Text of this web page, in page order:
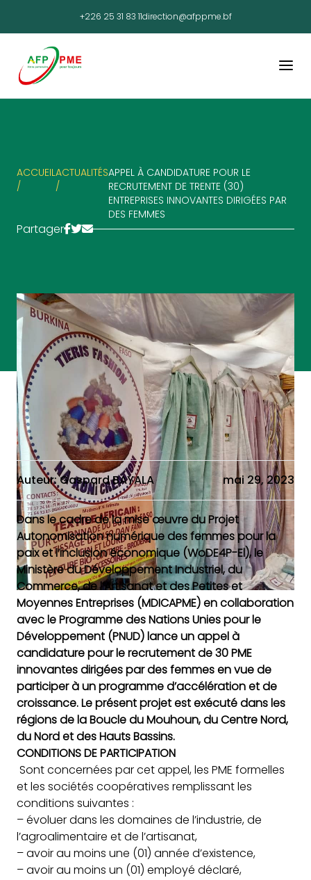
+226 25 31 83 11direction@afppme.bf
ACCUEIL
/
ACTUALITÉS
/
APPEL À CANDIDATURE POUR LE
RECRUTEMENT DE TRENTE (30)
ENTREPRISES INNOVANTES DIRIGÉES PAR
DES FEMMES
Partager
Auteur: Gaspard BAYALA mai 29, 2023
Dans le cadre de la mise œuvre du Projet
Autonomisation numérique des femmes pour la
paix et l’inclusion économique (WoDE4P-El), le
Ministère du Développement Industriel, du
Commerce, de l’Artisanat et des Petites et
Moyennes Entreprises (MDICAPME) en collaboration
avec le Programme des Nations Unies pour le
Développement (PNUD) lance un appel à
candidature pour le recrutement de 30 PME
innovantes dirigées par des femmes en vue de
participer à un programme d’accélération et de
croissance. Le présent projet est exécuté dans les
régions de la Boucle du Mouhoun, du Centre Nord,
du Nord et des Hauts Bassins.
CONDITIONS DE PARTICIPATION
Sont concernées par cet appel, les PME formelles
et les sociétés coopératives remplissant les
conditions suivantes :
– évoluer dans les domaines de l’industrie, de
l’agroalimentaire et de l’artisanat,
– avoir au moins une (01) année d’existence,
– avoir au moins un (01) employé déclaré,